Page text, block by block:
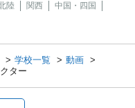
陸 関西
中国・四国
学校一覧
動画
ター